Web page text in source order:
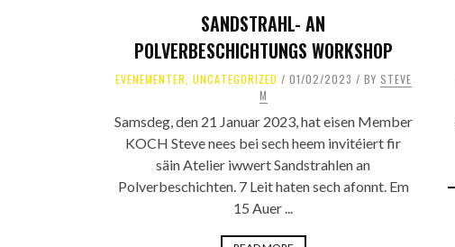
SANDSTRAHL- AN
POLVERBESCHICHTUNGS WORKSHOP
EVENEMENTER UNCATEGORIZED 01/02/2023 BY STEVE
M
Samsdeg, den 21 Januar 2023, hat eisen Member
KOCH Steve nees bei sech heem invitéiert fir
säin Atelier iwwert Sandstrahlen an
Polverbeschichten. 7 Leit haten sech afonnt. Em
15 Auer ...